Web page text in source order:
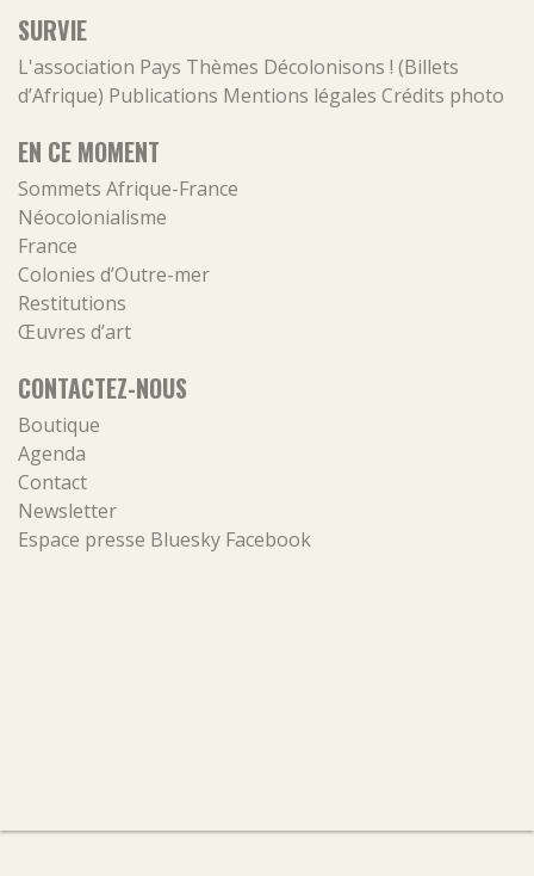
SURVIE
L'association Pays Thèmes Décolonisons ! (Billets
d’Afrique) Publications Mentions légales Crédits photo
EN CE MOMENT
Sommets Afrique-France
Néocolonialisme
France
Colonies d’Outre-mer
Restitutions
Œuvres d’art
CONTACTEZ-NOUS
Boutique
Agenda
Contact
Newsletter
Espace presse Bluesky Facebook